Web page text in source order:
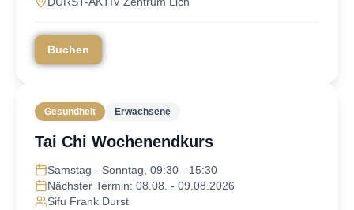
Buchen
Gesundheit Erwachsene
Tai Chi Wochenendkurs
Samstag - Sonntag, 09:30 - 15:30
Nächster Termin: 08.08. - 09.08.2026
Sifu Frank Durst